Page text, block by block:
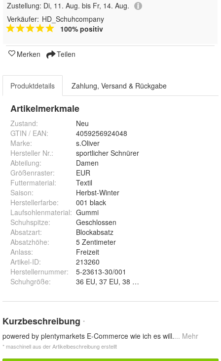
Zustellung: Di, 11. Aug. bis Fr, 14. Aug.
Verkäufer: HD_Schuhcompany
100% positiv
Merken Teilen
Produktdetails Zahlung, Versand & Rückgabe
Artikelmerkmale
Zustand:
Neu
GTIN / EAN:
4059256924048
Marke:
s.Oliver
Hersteller Nr.:
sportlicher Schnürer
Abteilung:
Damen
Größenraster:
EUR
Futtermaterial:
Textil
Saison:
Herbst-Winter
Herstellerfarbe:
001 black
Laufsohlenmaterial: Gummi
Schuhspitze:
Geschlossen
Absatzart:
Blockabsatz
Absatzhöhe:
5 Zentimeter
Anlass:
Freizeit
Artikel-ID:
213260
Herstellernummer:
5-23613-30/001
Schuhgröße:
Kurzbeschreibung *
powered by plentymarkets E-Commerce wie ich es will.... Mehr
* maschinell aus der Artikelbeschreibung erstellt